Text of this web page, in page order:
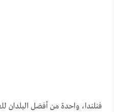
فنلندا، واحدة من أفضل البلدان